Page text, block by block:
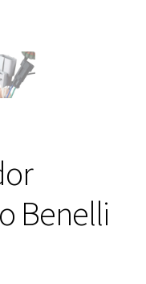
Benelli